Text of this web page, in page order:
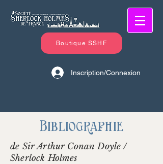
Boutique SSHF
Inscription/Connexion
Bibliographie
de Sir Arthur Conan Doyle /
Sherlock Holmes